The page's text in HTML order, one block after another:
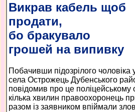
Викрав кабель щоб
продати,
бо бракувало
грошей на випивку
Побачивши підозрілого чоловіка
села Острожець Дубенського
повідомив про це
кілька хвилин правоохоронець
разом із заявником впіймали